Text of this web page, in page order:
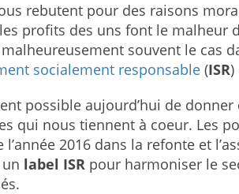
rebutent pour des raisons
profits des uns font le malheur
souvent le cas
socialement responsable (ISR)
possible aujourd’hui de
qui nous tiennent à coeur. Les
2016 dans la refonte et
label ISR pour harmoniser le